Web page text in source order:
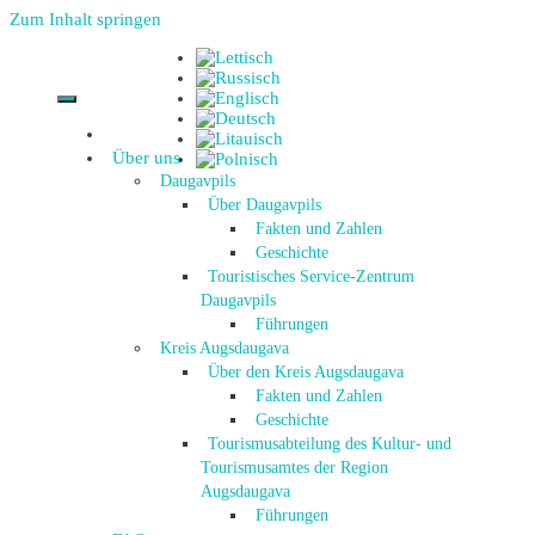
Zum Inhalt springen
Über uns
Daugavpils
Über Daugavpils
Fakten und Zahlen
Geschichte
Touristisches Service-Zentrum
Daugavpils
Führungen
Kreis Augsdaugava
Über den Kreis Augsdaugava
Fakten und Zahlen
Geschichte
Tourismusabteilung des Kultur- und
Tourismusamtes der Region
Augsdaugava
Führungen